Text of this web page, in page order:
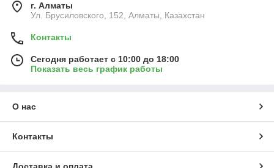
г. Алматы
Ул. Брусиловского, 152, Алматы, Казахстан
Контакты
Сегодня работает с 10:00 до 18:00
Показать весь график работы
О нас
Контакты